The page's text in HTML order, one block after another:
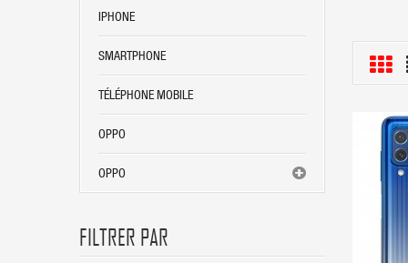
IPHONE
SMARTPHONE
TÉLÉPHONE MOBILE
OPPO
OPPO
FILTRER PAR